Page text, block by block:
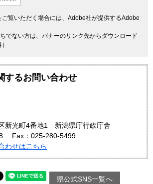
ご覧いただく場合には、Adobe社が提供するAdobe
でない方は、バナーのリンク先からダウンロード
するお問い合わせ
新光町4番地1 新潟県庁行政庁舎
Fax：025-280-5499
わせはこちら
県公式SNS一覧へ